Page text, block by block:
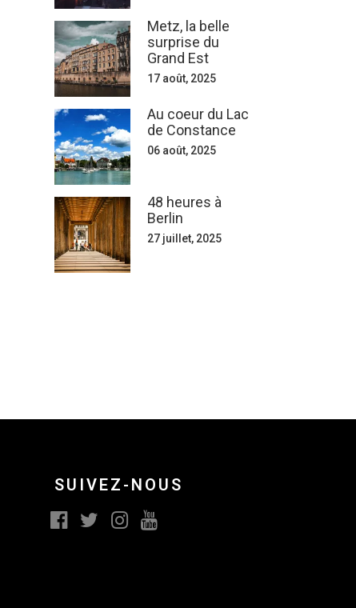
Metz, la belle
surprise du
Grand Est
17 août, 2025
Au coeur du Lac
de Constance
06 août, 2025
48 heures à
Berlin
27 juillet, 2025
SUIVEZ-NOUS